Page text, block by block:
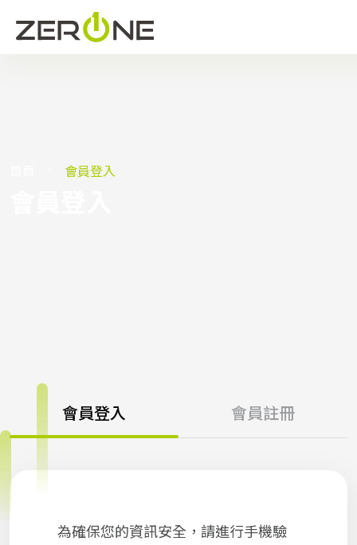
會員登入
會員登入 會員註冊
為確保您的資訊安全，請進行手機驗